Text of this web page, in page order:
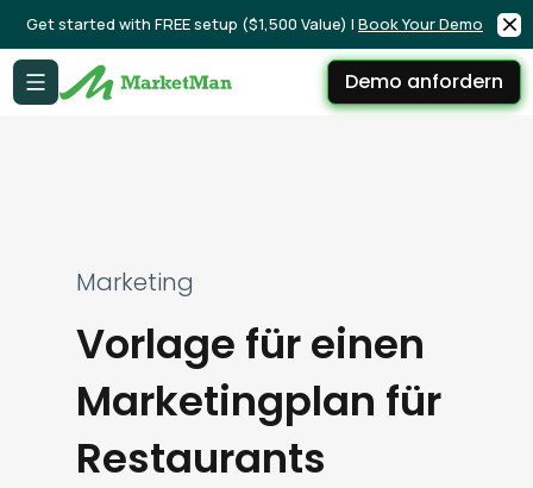
Get started with FREE setup ($1,500 Value) | Book Your Demo
Demo anfordern
Marketing
Vorlage für einen
Marketingplan für
Restaurants